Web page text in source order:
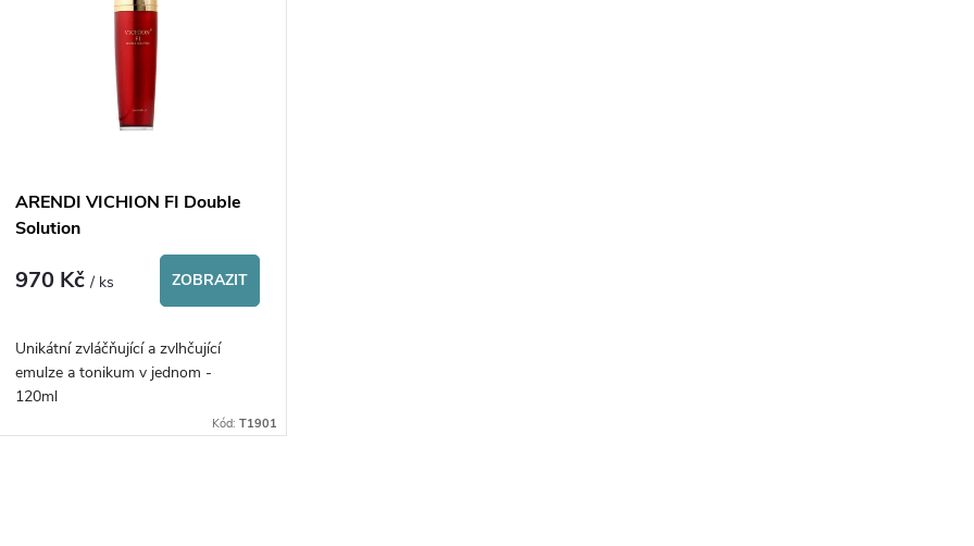
ARENDI VICHION FI Double
Solution
970 Kč/ ks ZOBRAZIT
Unikátní zvláčňující a zvlhčující
emulze a tonikum v jednom -
120ml
Kód:T1901